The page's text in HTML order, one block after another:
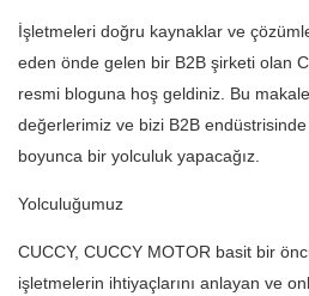
İşletmeleri doğru kaynaklar ve
eden önde gelen bir B2B şirketi olan
resmi bloguna hoş geldiniz. Bu
değerlerimiz ve bizi B2B
boyunca bir yolculuk yapacağız.
Yolculuğumuz
CUCCY, CUCCY MOTOR basit bir
işletmelerin ihtiyaçlarını anlayan ve